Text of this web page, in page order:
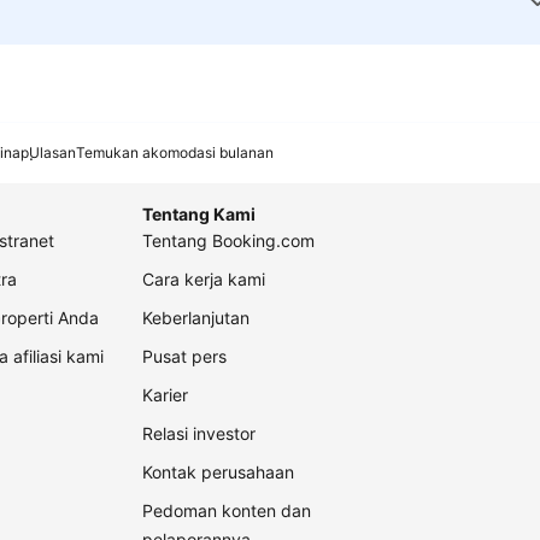
UlasanTemukan akomodasi bulanan
Anda
afiliasi kami
Tentang Kami
Tentang Booking.com
Cara kerja kami
Keberlanjutan
Pusat pers
Karier
Relasi investor
Kontak perusahaan
Pedoman konten dan